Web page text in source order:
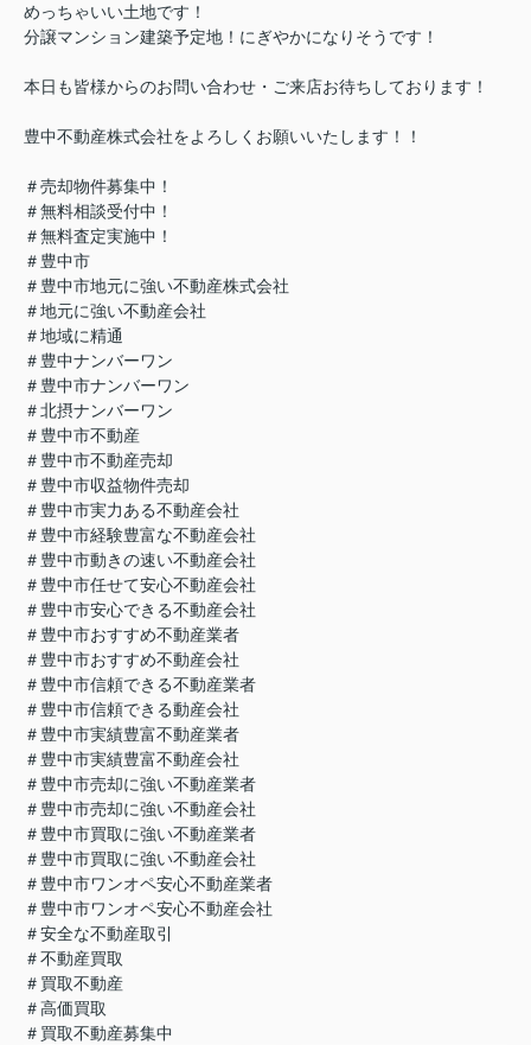
めっちゃいい土地です！
分譲マンション建築予定地！にぎやかになりそうです！
本日も皆様からのお問い合わせ・ご来店お待ちしております！
豊中不動産株式会社をよろしくお願いいたします！！
＃売却物件募集中！
＃無料相談受付中！
＃無料査定実施中！
＃豊中市
＃豊中市地元に強い不動産株式会社
＃地元に強い不動産会社
＃地域に精通
＃豊中ナンバーワン
＃豊中市ナンバーワン
＃北摂ナンバーワン
＃豊中市不動産
＃豊中市不動産売却
＃豊中市収益物件売却
＃豊中市実力ある不動産会社
＃豊中市経験豊富な不動産会社
＃豊中市動きの速い不動産会社
＃豊中市任せて安心不動産会社
＃豊中市安心できる不動産会社
＃豊中市おすすめ不動産業者
＃豊中市おすすめ不動産会社
＃豊中市信頼できる不動産業者
＃豊中市信頼できる動産会社
＃豊中市実績豊富不動産業者
＃豊中市実績豊富不動産会社
＃豊中市売却に強い不動産業者
＃豊中市売却に強い不動産会社
＃豊中市買取に強い不動産業者
＃豊中市買取に強い不動産会社
＃豊中市ワンオペ安心不動産業者
＃豊中市ワンオペ安心不動産会社
＃安全な不動産取引
＃不動産買取
＃買取不動産
＃高価買取
＃買取不動産募集中